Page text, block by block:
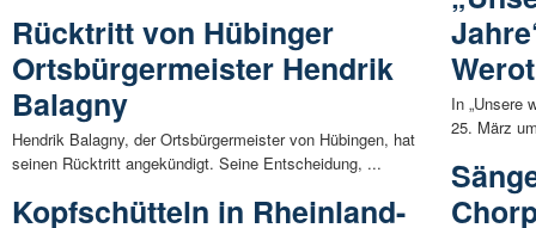
Rücktritt von Hübinger
Ortsbürgermeister Hendrik
Balagny
Hendrik Balagny, der Ortsbürgermeister von Hübingen, hat
seinen Rücktritt angekündigt. Seine Entscheidung, ...
Kopfschütteln in Rheinland-
In „Unsere
25. März